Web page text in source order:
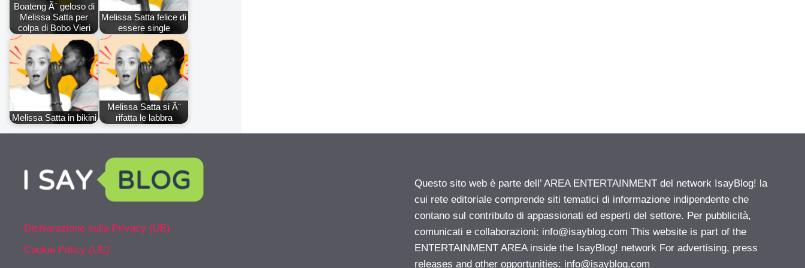
Boateng Ã¨ geloso di
Melissa Satta per
colpa di Bobo Vieri
Melissa Satta felice di
essere single
Melissa Satta in bikini
Melissa Satta si Ã¨
rifatta le labbra
Dichiarazione sulla Privacy (UE)
Cookie Policy (UE)
Questo sito web è parte dell’ AREA ENTERTAINMENT del network IsayBlog! la
cui rete editoriale comprende siti tematici di informazione indipendente che
contano sul contributo di appassionati ed esperti del settore. Per pubblicità,
comunicati e collaborazioni: info@isayblog.com This website is part of the
ENTERTAINMENT AREA inside the IsayBlog! network For advertising, press
releases and other opportunities: info@isayblog.com